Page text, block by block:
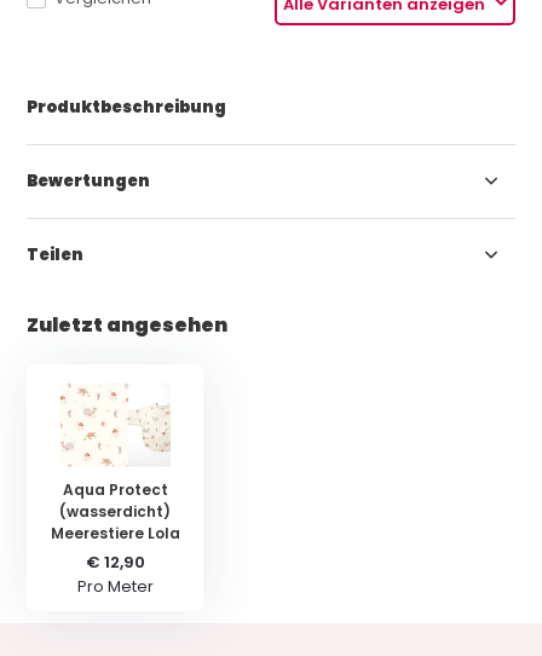
Produktbeschreibung
Bewertungen
Teilen
Zuletzt angesehen
Aqua Protect
(wasserdicht)
Meerestiere Lola
€ 12,90
Pro Meter